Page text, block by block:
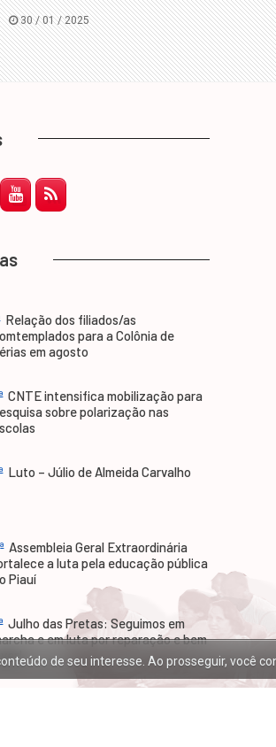
30 / 01 / 2025
XYouTube
Relação dos filiados/as
para a Colônia de
em agosto
CNTE intensifica mobilização para
sobre polarização nas
Luto – Júlio de Almeida Carvalho
Assembleia Geral Extraordinária
a luta pela educação pública
Piauí
Julho das Pretas: Seguimos em
e em luta por reparação e bem
de seu interesse. Ao prosseguir, você